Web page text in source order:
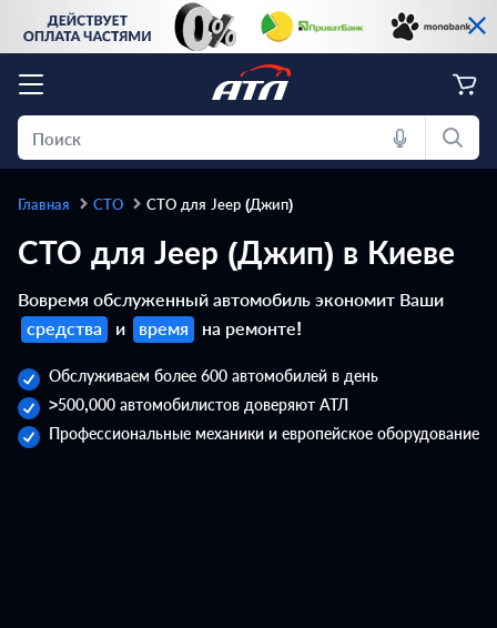
Главная СТО СТО для Jeep (Джип)
СТО для Jeep (Джип) в Киеве
Вовремя обслуженный автомобиль экономит Ваши
средства
и время на ремонте!
Обслуживаем более 600 автомобилей в день
>500,000 автомобилистов доверяют АТЛ
Профессиональные механики и европейское оборудование